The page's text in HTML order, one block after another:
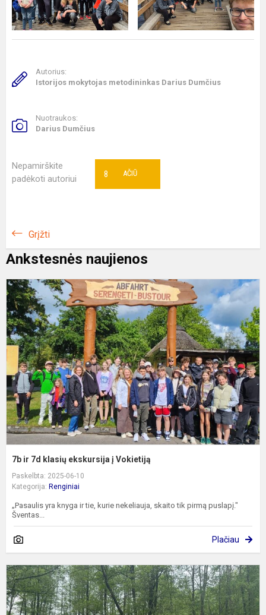
Autorius:
Istorijos mokytojas metodininkas Darius Dumčius
Nuotraukos:
Darius Dumčius
Nepamirškite
padėkoti autoriui
AČIŪ
8
Grįžti
Ankstesnės naujienos
7b ir 7d klasių ekskursija į Vokietiją
Paskelbta: 2025-06-10
Kategorija: Renginiai
„Pasaulis yra knyga ir tie, kurie nekeliauja, skaito tik pirmą puslapį."
Šventas...
Plačiau